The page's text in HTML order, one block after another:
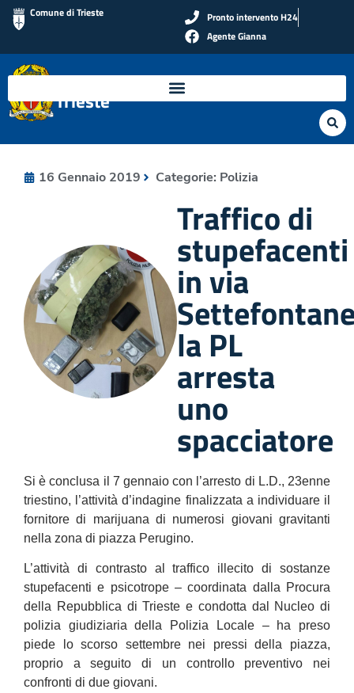
Comune di Trieste
Pronto intervento H24
Agente Gianna
Polizia Locale di
Trieste
16 Gennaio 2019 Categorie: Polizia
Traffico di
stupefacenti
in via
la PL
arresta
uno
spacciatore
Si è conclusa il 7 gennaio con l’arresto di L.D., 23enne
triestino, l’attività d’indagine finalizzata a individuare il
fornitore di marijuana di numerosi giovani gravitanti
nella zona di piazza Perugino.
L’attività di contrasto al traffico illecito di sostanze
stupefacenti e psicotrope – coordinata dalla Procura
della Repubblica di Trieste e condotta dal Nucleo di
polizia giudiziaria della Polizia Locale – ha preso
piede lo scorso settembre nei pressi della piazza,
proprio a seguito di un controllo preventivo nei
confronti di due giovani.